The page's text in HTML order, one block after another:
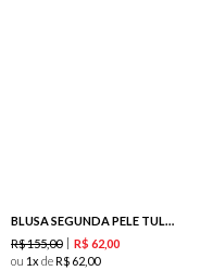
BLUSA SEGUNDA PELE TULE -TERRACOTA
R$155,00 R$ 6200
ou 1 deR$ 62 00